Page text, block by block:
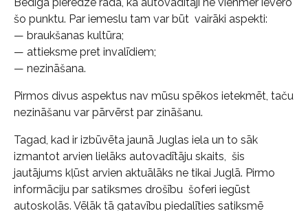
šo punktu. Par iemeslu tam var būt vairāki aspekti:
— braukšanas kultūra;
— attieksme pret invalīdiem;
— nezināšana.
Pirmos divus aspektus nav mūsu spēkos ietekmēt, taču
nezināšanu var pārvērst par zināšanu.
Tagad, kad ir izbūvēta jaunā Juglas iela un to sāk
izmantot arvien lielāks autovadītāju skaits, šis
jautājums kļūst arvien aktuālāks ne tikai Juglā. Pirmo
informāciju par satiksmes drošību šoferi iegūst
autoskolās. Vēlāk tā gatavību piedalīties satiksmē